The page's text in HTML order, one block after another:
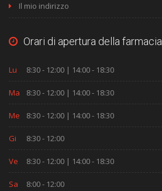
Il mio indirizzo
Orari di apertura della farmacia
Lu 8:30 - 12:00 | 14:00 - 18:30
Ma 8:30 - 12:00 | 14:00 - 18:30
Me 8:30 - 12:00 | 14:00 - 18:30
Gi 8:30 - 12:00
Ve 8:30 - 12:00 | 14:00 - 18:30
Sa 8:00 - 12:00